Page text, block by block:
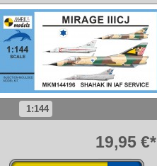
1:144
19,95 €*